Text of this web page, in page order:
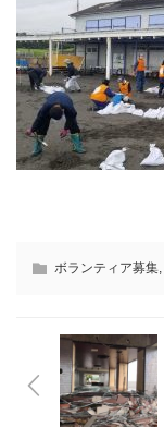
ボランティア募集,